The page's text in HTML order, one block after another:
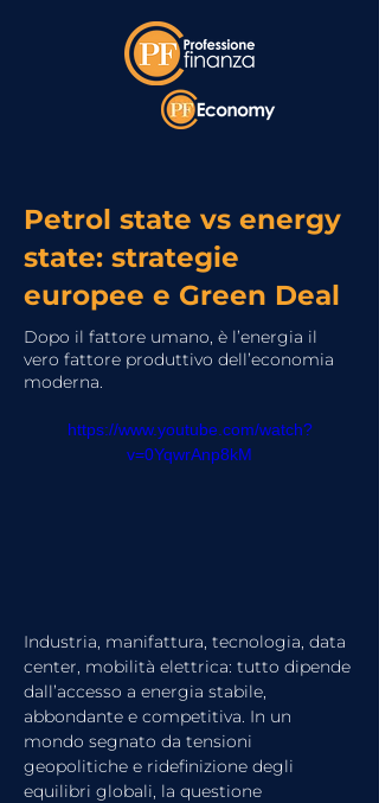
Petrol state vs energy
state: strategie
europee e Green Deal
Dopo il fattore umano, è l’energia il
vero fattore produttivo dell’economia
moderna.
https://www.youtube.com/watch?
v=0YqwrAnp8kM
Industria, manifattura, tecnologia, data
center, mobilità elettrica: tutto dipende
dall’accesso a energia stabile,
abbondante e competitiva. In un
mondo segnato da tensioni
geopolitiche e ridefinizione degli
equilibri globali, la questione